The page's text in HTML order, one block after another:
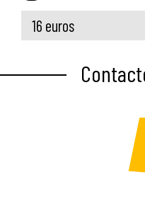
16 euros